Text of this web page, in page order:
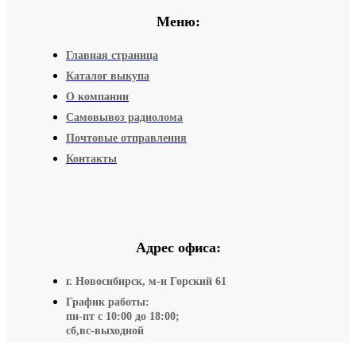
Меню:
Главная страница
Каталог выкупа
О компании
Самовывоз радиолома
Почтовые отправления
Контакты
Адрес офиса:
г. Новосибирск, м-н Горский 61
График работы:
пн-пт с 10:00 до 18:00;
сб,вс-выходной